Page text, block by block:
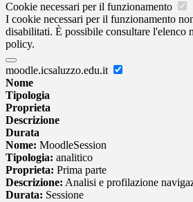
Cookie necessari per il funzionamento
I cookie necessari per il funzionamento
disabilitati. È possibile consultare l'elenco
policy.
moodle.icsaluzzo.edu.it
Nome
Tipologia
Proprieta
Descrizione
Durata
Nome: MoodleSession
Tipologia: analitico
Proprieta: Prima parte
Descrizione: Analisi e profilazione
Durata: Sessione